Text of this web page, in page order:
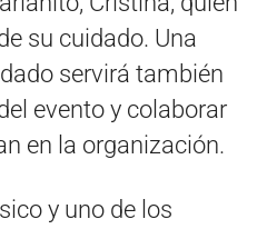
su cuidado. Una
servirá también
evento y colaborar
en la organización.
y uno de los